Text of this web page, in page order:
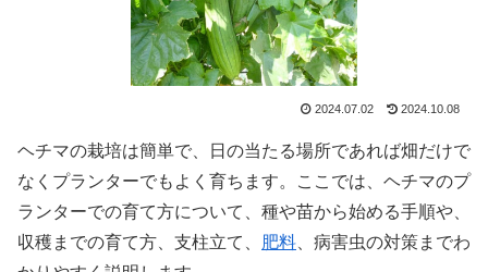
2024.07.02 2024.10.08
ヘチマの栽培は簡単で、日の当たる場所であれば畑だけで
なくプランターでもよく育ちます。ここでは、ヘチマのプ
ランターでの育て方について、種や苗から始める手順や、
収穫までの育て方、支柱立て、 肥料 、病害虫の対策までわ